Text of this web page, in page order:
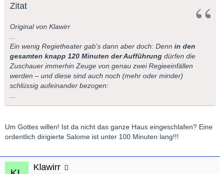
Zitat
Original von Klawirr
Ein wenig Regietheater gab’s dann aber doch: Denn in den
gesamten knapp 120 Minuten der Aufführung dürfen die
Zuschauer immerhin Zeuge von genau zwei Regieeinfällen
werden – und diese sind auch noch (mehr oder minder)
schlüssig aufeinander bezogen:
Um Gottes willen! Ist da nicht das ganze Haus eingeschlafen? Eine
ordentlich dirigierte Salome ist unter 100 Minuten lang!!!
Klawirr